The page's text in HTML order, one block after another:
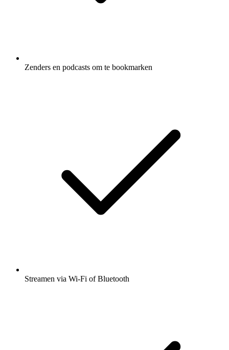
Zenders en podcasts om te bookmarken
Streamen via Wi-Fi of Bluetooth